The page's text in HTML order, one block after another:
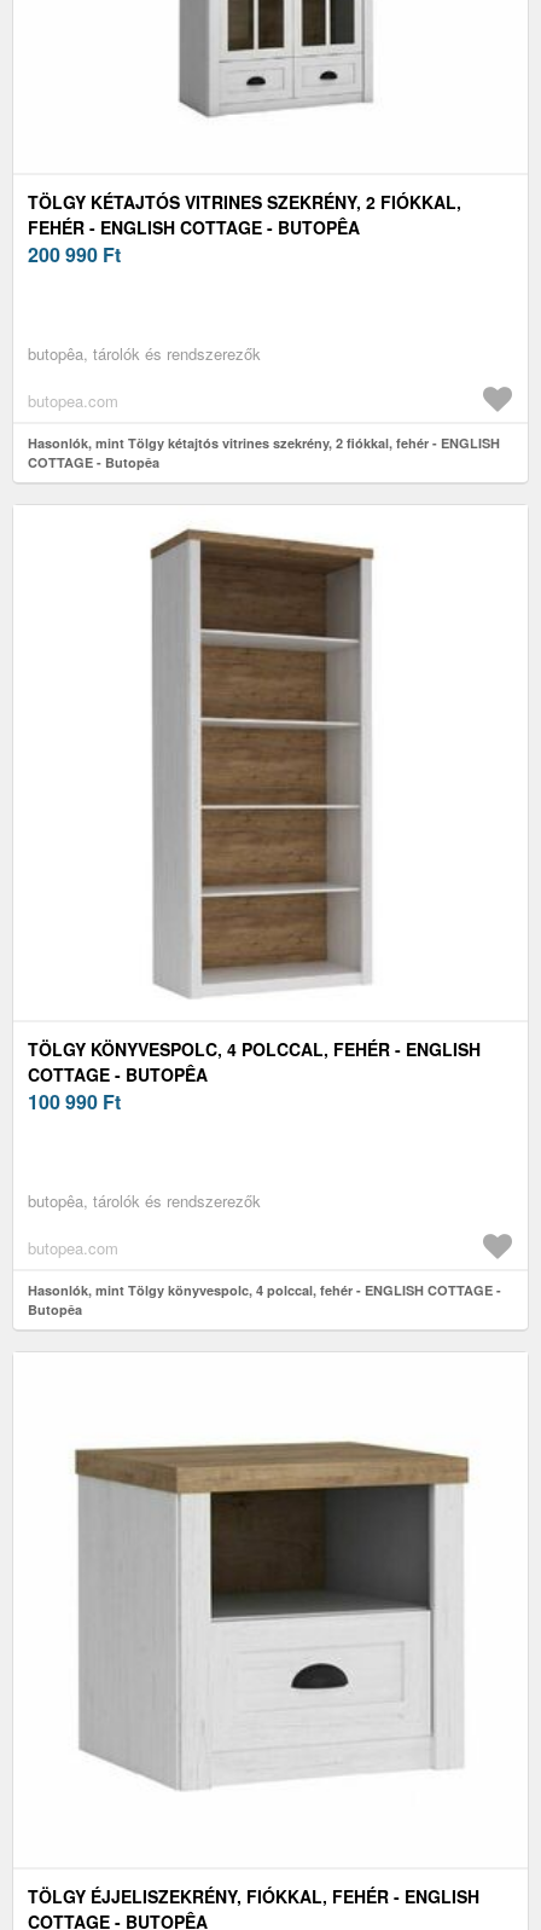
TÖLGY KÉTAJTÓS VITRINES SZEKRÉNY, 2 FIÓKKAL,
FEHÉR - ENGLISH COTTAGE - BUTOPÊA
200 990 Ft
butopêa, tárolók és rendszerezők
butopea.com
Hasonlók, mint Tölgy kétajtós vitrines szekrény, 2 fiókkal, fehér - ENGLISH
COTTAGE - Butopêa
TÖLGY KÖNYVESPOLC, 4 POLCCAL, FEHÉR - ENGLISH
COTTAGE - BUTOPÊA
100 990 Ft
butopêa, tárolók és rendszerezők
butopea.com
Hasonlók, mint Tölgy könyvespolc, 4 polccal, fehér - ENGLISH COTTAGE -
Butopêa
TÖLGY ÉJJELISZEKRÉNY, FIÓKKAL, FEHÉR - ENGLISH
COTTAGE - BUTOPÊA